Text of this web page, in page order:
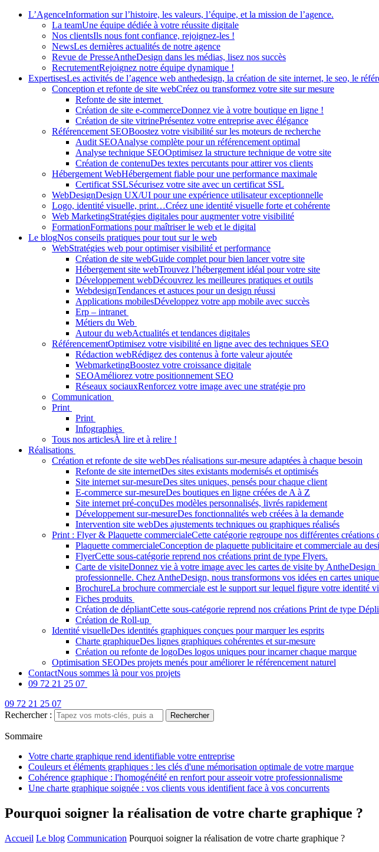
L’AgenceInformation sur l’histoire, les valeurs, l’équipe, et la mission de l’agence.
La teamUne équipe dédiée à votre réussite digitale
Nos clientsIls nous font confiance, rejoignez-les !
NewsLes dernières actualités de notre agence
Revue de PresseAntheDesign dans les médias, lisez nos succès
RecrutementRejoignez notre équipe dynamique !
ExpertisesLes activités de l’agence web anthedesign, la création de site internet, le seo, le
Conception et refonte de site webCréez ou transformez votre site sur mesure
Refonte de site internet
Création de site e-commerceDonnez vie à votre boutique en ligne !
Création de site vitrinePrésentez votre entreprise avec élégance
Référencement SEOBoostez votre visibilité sur les moteurs de recherche
Audit SEOAnalyse complète pour un référencement optimal
Analyse technique SEOOptimisez la structure technique de votre site
Création de contenuDes textes percutants pour attirer vos clients
Hébergement WebHébergement fiable pour une performance maximale
Certificat SSLSécurisez votre site avec un certificat SSL
WebDesignDesign UX/UI pour une expérience utilisateur exceptionnelle
Logo, identité visuelle, print…Créez une identité visuelle forte et cohérente
Web MarketingStratégies digitales pour augmenter votre visibilité
FormationFormations pour maîtriser le web et le digital
Le blogNos conseils pratiques pour tout sur le web
WebStratégies web pour optimiser visibilité et performance
Création de site webGuide complet pour bien lancer votre site
Hébergement site webTrouvez l’hébergement idéal pour votre site
Développement webDécouvrez les meilleures pratiques et outils
WebdesignTendances et astuces pour un design réussi
Applications mobilesDéveloppez votre app mobile avec succès
Erp – intranet
Métiers du Web
Autour du webActualités et tendances digitales
RéférencementOptimisez votre visibilité en ligne avec des techniques SEO
Rédaction webRédigez des contenus à forte valeur ajoutée
WebmarketingBoostez votre croissance digitale
SEOAméliorez votre positionnement SEO
Réseaux sociauxRenforcez votre image avec une stratégie pro
Communication
Print
Print
Infographies
Tous nos articlesÀ lire et à relire !
Réalisations
Création et refonte de site webDes réalisations sur-mesure adaptées à chaque besoin
Refonte de site internetDes sites existants modernisés et optimisés
Site internet sur-mesureDes sites uniques, pensés pour chaque client
E-commerce sur-mesureDes boutiques en ligne créées de A à Z
Site internet pré-conçuDes modèles personnalisés, livrés rapidement
Développement sur-mesureDes fonctionnalités web créées à la demande
Intervention site webDes ajustements techniques ou graphiques réalisés
Print : Flyer & Plaquette commercialeCette catégorie regroupe nos différentes créations
Plaquette commercialeConception de plaquette publicitaire et commerciale au
FlyerCette sous-catégorie reprend nos créations print de type Flyers.
Carte de visiteDonnez vie à votre image avec les cartes de visite by
professionnelle. Chez AntheDesign, nous transformons vos idées en cartes
BrochureLa brochure commerciale est le support sur lequel figure votre identité
Fiches produits
Création de dépliantCette sous-catégorie reprend nos créations Print de type
Création de Roll-up
Identité visuelleDes identités graphiques conçues pour marquer les esprits
Charte graphiqueDes lignes graphiques cohérentes et sur-mesure
Création ou refonte de logoDes logos uniques pour incarner chaque marque
Optimisation SEODes projets menés pour améliorer le référencement naturel
ContactNous sommes là pour vos projets
09 72 21 25 07
09 72 21 25 07
Rechercher :
Sommaire
Votre charte graphique rend identifiable votre entreprise
Couleurs et éléments graphiques : les clés d'une mémorisation optimale de votre marque
Cohérence graphique : l'homogénéité en renfort pour asseoir votre professionnalisme
Une charte graphique soignée : vos clients vous identifient face à vos concurrents
Pourquoi soigner la réalisation de votre charte graphique ?
Accueil Le blog Communication Pourquoi soigner la réalisation de votre charte graphique ?